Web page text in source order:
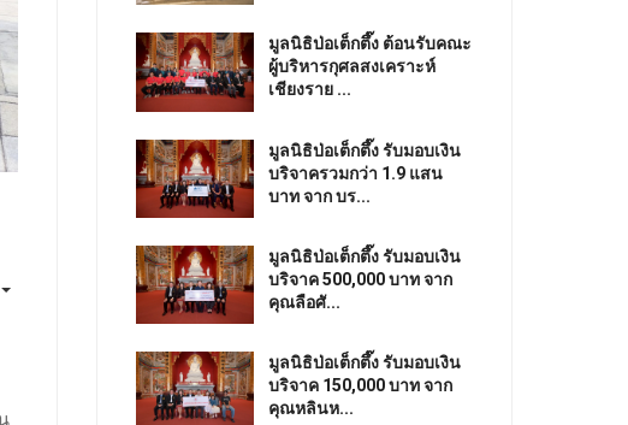
มูลนิธิป่อเต็กตึ๊ง ต้อนรับคณะ
ผู้บริหารกุศลสงเคราะห์
เชียงราย ...
มูลนิธิป่อเต็กตึ๊ง รับมอบเงิน
บริจาครวมกว่า 1.9 แสน
บาท จาก บร...
มูลนิธิป่อเต็กตึ๊ง รับมอบเงิน
บริจาค 500,000 บาท จาก
คุณลือศั...
มูลนิธิป่อเต็กตึ๊ง รับมอบเงิน
บริจาค 150,000 บาท จาก
คุณหลินห...